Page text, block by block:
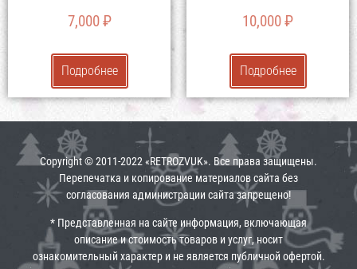
7,000₽
Подробнее
10,000₽
Подробнее
Copyright © 2011-2022 «RETROZVUK». Все права защищены.
Перепечатка и копирование материалов сайта без
согласования администрации сайта запрещено!
* Представленная на сайте информация, включающая
описание и стоимость товаров и услуг, носит
ознакомительный характер и не является публичной офертой.